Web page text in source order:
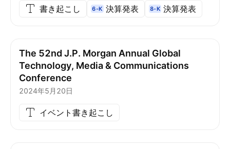
書き起こし 6-K 決算発表 8-K 決算発表
The 52nd J.P. Morgan Annual Global
Technology, Media & Communications
Conference
2024年5月20日
イベント書き起こし